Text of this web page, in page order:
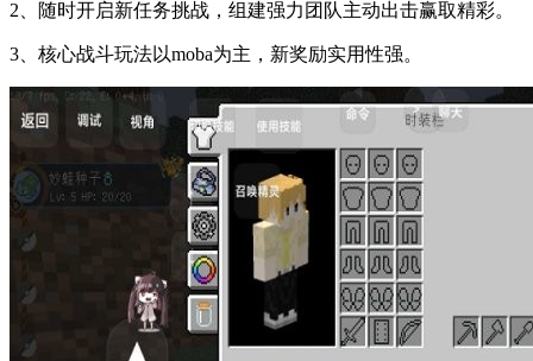
2、随时开启新任务挑战，组建强力团队主动出击赢取精彩。
3、核心战斗玩法以moba为主，新奖励实用性强。